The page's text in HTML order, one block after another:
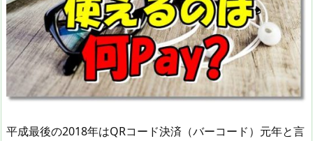
平成最後の2018年はQRコード決済（バーコード）元年と言